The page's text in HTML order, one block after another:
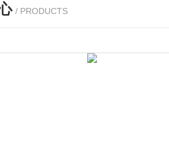
/ PRODUCTS